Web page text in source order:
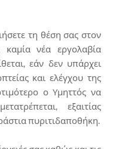
τη θέση σας στον
νέα εργολαβία
εάν δεν υπάρχει
και ελέγχου της
ο Υμηττός να
εξαιτίας
πυριτιδαποθήκη.